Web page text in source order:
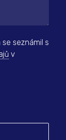
seznámil s
v